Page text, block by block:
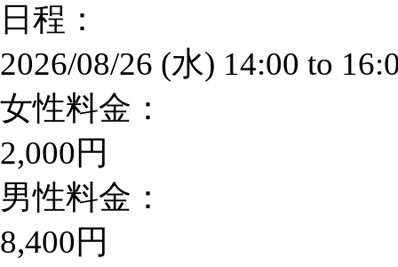
日程：
2026/08/26 (水) 14:00 to
女性料金：
2,000円
男性料金：
8,400円